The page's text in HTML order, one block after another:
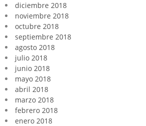
diciembre 2018
noviembre 2018
octubre 2018
septiembre 2018
agosto 2018
julio 2018
junio 2018
mayo 2018
abril 2018
marzo 2018
febrero 2018
enero 2018